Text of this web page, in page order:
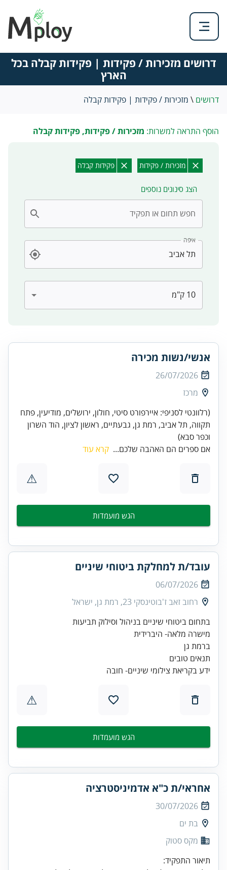
דרושים מזכירות / פקידות | פקידות קבלה בכל
הארץ
דרושים \ מזכירות / פקידות | פקידות קבלה
הוסף התראה למשרות: מזכירות / פקידות, פקידות קבלה
מזכירות / פקידות פקידות קבלה
הצג סינונים נוספים
חפש תחום או תפקיד
איפה
אנשי/נשות מכירה
26/07/2026
מרכז
(רלוונטי לסניפי: איירפורט סיטי, חולון, ירושלים, מודיעין, פתח
תקווה, תל אביב, רמת גן, גבעתיים, ראשון לציון, הוד השרון
וכפר סבא)
אם ספרים הם האהבה שלכם... קרא עוד
⚠
הגש מועמדות
עובד/ת למחלקת ביטוחי שיניים
06/07/2026
רחוב זאב ז'בוטינסקי 23, רמת גן, ישראל
ידע בקריאת צילומי שיניים- חובה
⚠
הגש מועמדות
אחראי/ת כ"א אדמיניסטרציה
30/07/2026
בת ים
מקס סטוק